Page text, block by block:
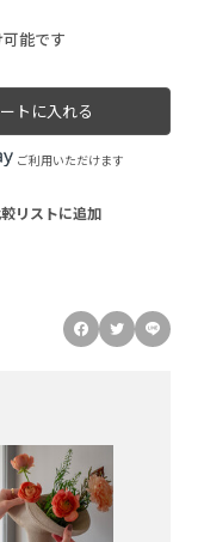
能です
トに入れる
ご利用いただけます
リストに追加